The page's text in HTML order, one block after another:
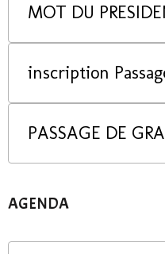
MOT DU
PASSAGE DE
AGENDA